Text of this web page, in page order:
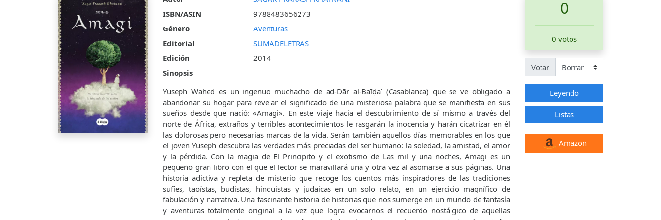
ISBN/ASIN
9788483656273
Género
Aventuras
Editorial
SUMADELETRAS
Edición
2014
Sinopsis
Yuseph Wahed es un ingenuo muchacho de ad-Dār al-Baīḍaʾ (Casablanca) que se ve obligado a
abandonar su hogar para revelar el significado de una misteriosa palabra que se manifiesta en sus
sueños desde que nació: «Amagi». En este viaje hacia el descubrimiento de sí mismo a través del
norte de África, extraños y terribles acontecimientos le rasgarán la inocencia y harán cicatrizar en él
las dolorosas pero necesarias marcas de la vida. Serán también aquellos días memorables en los que
el joven Yuseph descubra las verdades más preciadas del ser humano: la soledad, la amistad, el amor
y la pérdida. Con la magia de El Principito y el exotismo de Las mil y una noches, Amagi es un
pequeño gran libro con el que el lector se maravillará una y otra vez al asomarse a sus páginas. Una
historia adictiva y repleta de misterio que recoge los cuentos más inspiradores de las tradiciones
sufíes, taoístas, budistas, hinduistas y judaicas en un solo relato, en un ejercicio magnífico de
fabulación y narrativa. Una fascinante historia de historias que nos sumerge en un mundo de fantasía
y aventuras totalmente original a la vez que logra evocarnos el recuerdo nostálgico de aquellas
0
0 votos
Votar
Leyendo
Listas
Amazon